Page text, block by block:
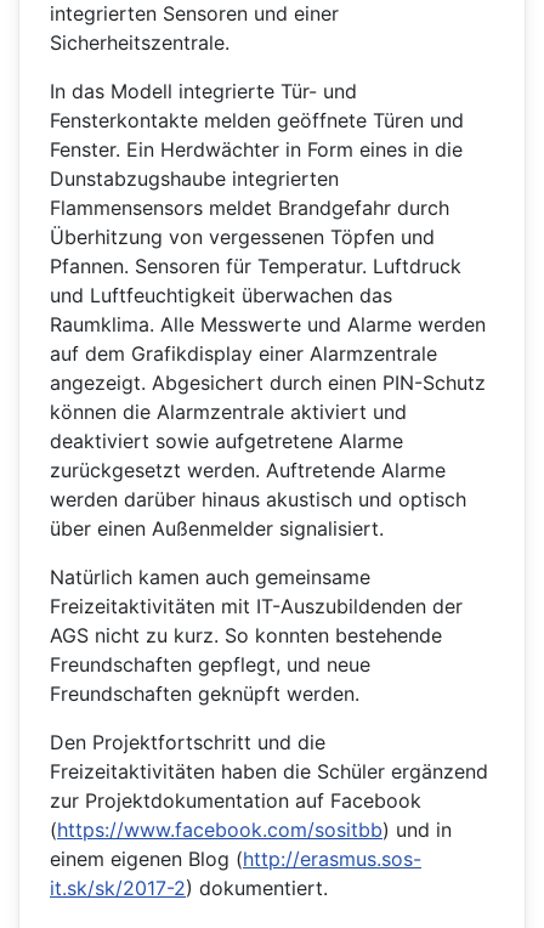
integrierten Sensoren und einer
Sicherheitszentrale.
In das Modell integrierte Tür- und
Fensterkontakte melden geöffnete Türen und
Fenster. Ein Herdwächter in Form eines in die
Dunstabzugshaube integrierten
Flammensensors meldet Brandgefahr durch
Überhitzung von vergessenen Töpfen und
Pfannen. Sensoren für Temperatur. Luftdruck
und Luftfeuchtigkeit überwachen das
Raumklima. Alle Messwerte und Alarme werden
auf dem Grafikdisplay einer Alarmzentrale
angezeigt. Abgesichert durch einen PIN-Schutz
können die Alarmzentrale aktiviert und
deaktiviert sowie aufgetretene Alarme
zurückgesetzt werden. Auftretende Alarme
werden darüber hinaus akustisch und optisch
über einen Außenmelder signalisiert.
Natürlich kamen auch gemeinsame
Freizeitaktivitäten mit IT-Auszubildenden der
AGS nicht zu kurz. So konnten bestehende
Freundschaften gepflegt, und neue
Freundschaften geknüpft werden.
Den Projektfortschritt und die
Freizeitaktivitäten haben die Schüler ergänzend
zur Projektdokumentation auf Facebook
(https://www.facebook.com/sositbb) und in
einem eigenen Blog (http://erasmus.sos-
it.sk/sk/2017-2) dokumentiert.